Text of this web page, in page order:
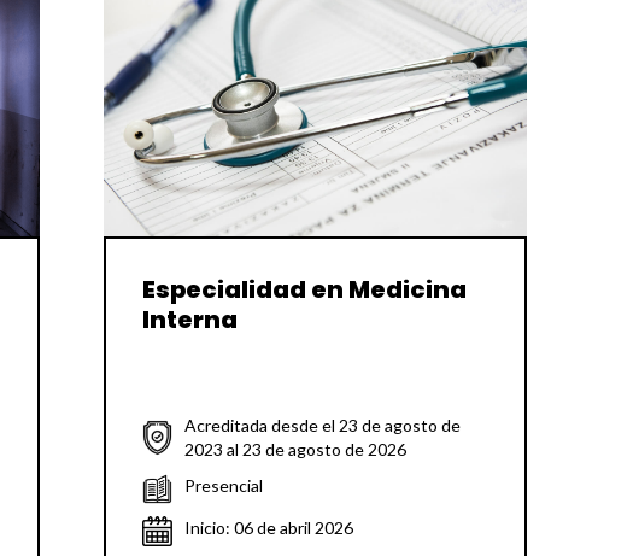
Especialidad en Medicina
Interna
Acreditada desde el 23 de agosto de
2023 al 23 de agosto de 2026
Presencial
Inicio: 06 de abril 2026